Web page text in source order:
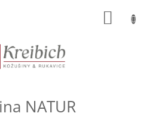
NATUR